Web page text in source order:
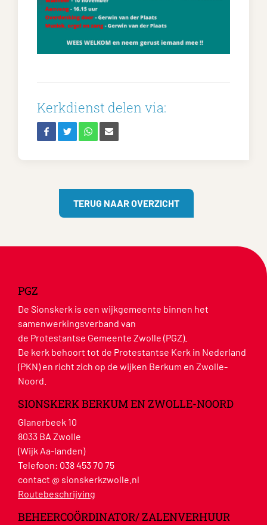
Kerkdienst delen via:
TERUG NAAR OVERZICHT
PGZ
De Sionskerk is een wijkgemeente binnen het
samenwerkingsverband van
de Protestantse Gemeente Zwolle (PGZ).
De kerk behoort tot de Protestantse Kerk in Nederland
(PKN) en richt zich op de wijken Berkum en Zwolle-
Noord.
SIONSKERK BERKUM EN ZWOLLE-NOORD
Glanerbeek 10
8033 BA Zwolle
(Wijk Aa-landen)
Telefoon: 038 453 70 75
contact @ sionskerkzwolle.nl
Routebeschrijving
BEHEERCOÖRDINATOR/ ZALENVERHUUR